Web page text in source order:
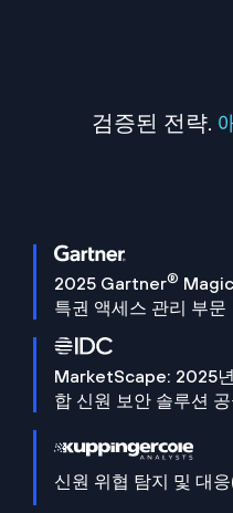
검증된 전략.
2025 Gartner®
특권 액세스 관리 부문
MarketScape: 2025
합 신원 보안 솔루션
신원 위협 탐지 및 대